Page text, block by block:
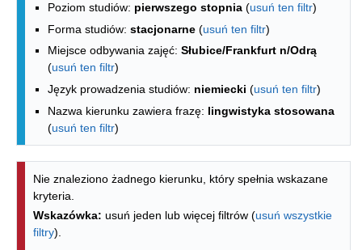
Poziom studiów: pierwszego stopnia (usuń ten filtr)
Forma studiów: stacjonarne (usuń ten filtr)
Miejsce odbywania zajęć: Słubice/Frankfurt n/Odrą
(usuń ten filtr)
Język prowadzenia studiów: niemiecki (usuń ten filtr)
Nazwa kierunku zawiera frazę: lingwistyka stosowana
(usuń ten filtr)
Nie znaleziono żadnego kierunku, który spełnia wskazane
kryteria.
Wskazówka: usuń jeden lub więcej filtrów (usuń wszystkie
filtry).